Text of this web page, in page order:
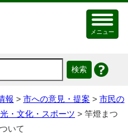
メニュー
報 > 市への意見・提案 > 市民の
・文化・スポーツ > 竿燈まつ
いて